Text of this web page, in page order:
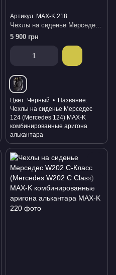
Артикул: MAX-K 218
Чехлы на сиденье Мерседес 124 (Mercedes 124) MAX-K комбинированные аригона алькантара
5 900 грн
Цвет Черный
Название
Чехлы на сиденье Мерседес
124 (Mercedes 124) MAX-K
комбинированные аригона
алькантара